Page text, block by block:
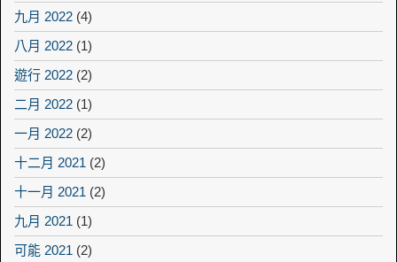
九月 2022 (4)
八月 2022 (1)
遊行 2022 (2)
二月 2022 (1)
一月 2022 (2)
十二月 2021 (2)
十一月 2021 (2)
九月 2021 (1)
可能 2021 (2)